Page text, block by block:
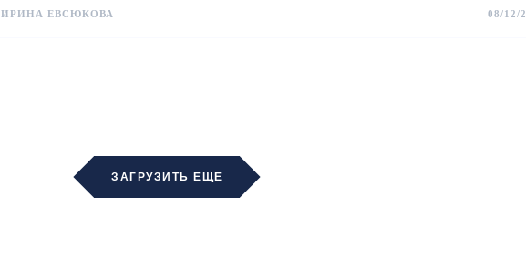
ИРИНА ЕВСЮКОВА 08/12/
ЗАГРУЗИТЬ ЕЩЁ